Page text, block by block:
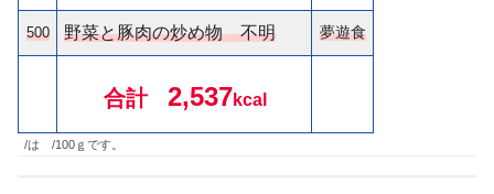
500 野菜と豚肉の炒め物 不明 夢遊食
合計 2,537kcal
/は /100ｇです。